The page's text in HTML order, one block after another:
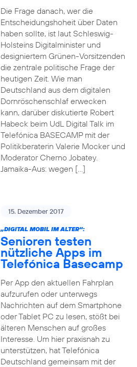
Die Frage danach, wer die
Entscheidungshoheit über Daten
haben sollte, ist laut Schleswig-
Holsteins Digitalminister und
designiertem Grünen-Vorsitzenden
die zentrale politische Frage der
heutigen Zeit. Wie man
Deutschland aus dem digitalen
Dornröschenschlaf erwecken
kann, darüber diskutierte Robert
Habeck beim UdL Digital Talk im
Telefónica BASECAMP mit der
Politikberaterin Valerie Mocker und
Moderator Cherno Jobatey.
Jamaika-Aus: wegen […]
15. Dezember 2017
„DIGITAL MOBIL IM ALTER“:
Senioren testen
nützliche Apps im
Telefónica Basecamp
Per App den aktuellen Fahrplan
aufzurufen oder unterwegs
Nachrichten auf dem Smartphone
oder Tablet PC zu lesen, stößt bei
älteren Menschen auf großes
Interesse. Um hier praxisnah zu
unterstützen, hat Telefónica
Deutschland gemeinsam mit der